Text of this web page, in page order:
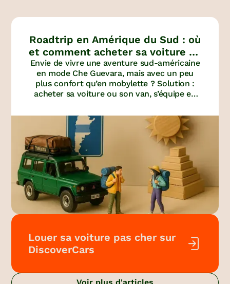
Roadtrip en Amérique du Sud : où
et comment acheter sa voiture ou
son van
Envie de vivre une aventure sud-américaine
en mode Che Guevara, mais avec un peu
plus confort qu’en mobylette ? Solution :
acheter sa voiture ou son van, s’équipe en
Louer sa voiture pas cher sur
DiscoverCars